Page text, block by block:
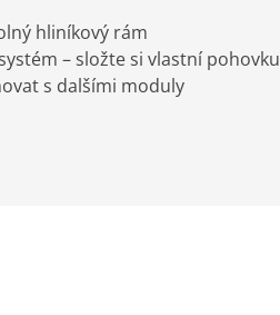
hliníkový rám
– složte si vlastní pohovku
s dalšími moduly